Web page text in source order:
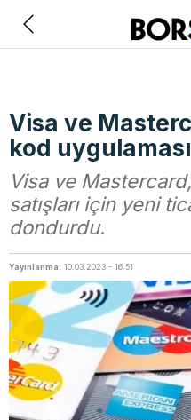
Visa ve
kod
Visa ve
satışları için yeni
dondurdu.
Yayınlanma: 10.03.2023 - 16:51